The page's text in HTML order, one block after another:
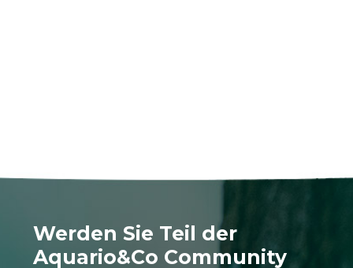
Werden Sie Teil der
Aquario&Co Community